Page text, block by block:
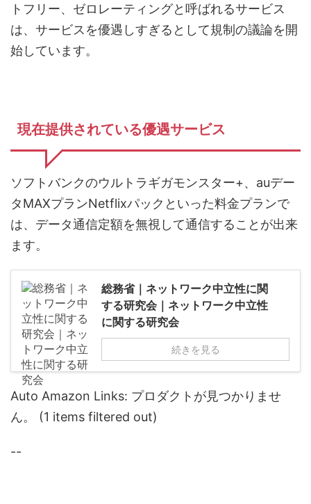
トフリー、ゼロレーティングと呼ばれるサービス
は、サービスを優遇しすぎるとして規制の議論を開
始しています。
現在提供されている優遇サービス
ソフトバンクのウルトラギガモンスター+、auデー
タMAXプランNetflixパックといった料金プランで
は、データ通信定額を無視して通信することが出来
ます。
総務省｜ネットワーク中立性に関
する研究会｜ネットワーク中立性
に関する研究会
続きを見る
Auto Amazon Links: プロダクトが見つかりませ
ん。 (1 items filtered out)
--